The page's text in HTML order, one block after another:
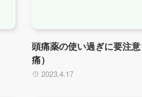
頭痛薬の使い過ぎに要注
痛）
2023.4.17